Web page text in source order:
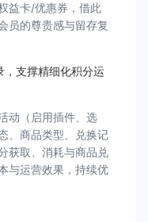
益卡/优惠券，借此
员的尊贵感与留存复
支撑精细化积分运
动（启用插件、选
、商品类型、兑换记
获取、消耗与商品兑
与运营效果，持续优